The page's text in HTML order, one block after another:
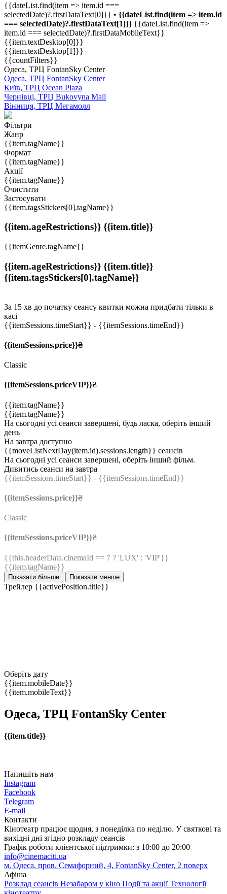
{{dateList.find(item => item.id ===
selectedDate)?.firstDataText[0]}} • {{dateList.find(item => item.id
=== selectedDate)?.firstDataText[1]}} {{dateList.find(item =>
item.id === selectedDate)?.firstDataMobileText}}
{{item.textDesktop[0]}}
{{item.textDesktop[1]}}
{{countFilters}}
Одеса, ТРЦ FontanSky Center
Одеса, ТРЦ FontanSky Center
Київ, ТРЦ Ocean Plaza
Чернівці, ТРЦ Bukovyna Mall
Вінниця, ТРЦ Мегамолл
Фільтри
Жанр
{{item.tagName}}
Формат
{{item.tagName}}
Акції
{{item.tagName}}
Очистити
Застосувати
{{item.tagsStickers[0].tagName}}
{{item.ageRestrictions}} {{item.title}}
{{itemGenre.tagName}}
{{item.ageRestrictions}} {{item.title}}
{{item.tagsStickers[0].tagName}}
За 15 хв до початку сеансу квитки можна придбати тільки в
касі
{{itemSessions.timeStart}} - {{itemSessions.timeEnd}}
{{itemSessions.price}}₴
Classic
{{itemSessions.priceVIP}}₴
{{item.tagName}}
{{item.tagName}}
На сьогодні усі сеанси завершені, будь ласка, оберіть інший
день
На завтра доступно
{{moveListNextDay(item.id).sessions.length}} сеансів
На сьогодні усі сеанси завершені, оберіть інший фільм.
Дивитись сеанси на завтра
{{itemSessions.timeStart}} - {{itemSessions.timeEnd}}
{{itemSessions.price}}₴
Classic
{{itemSessions.priceVIP}}₴
{{this.headerData.cinemaId == 7 ? 'LUX' : 'VIP'}}
{{item.tagName}}
Показати більше Показати менше
Трейлер {{activePosition.title}}
Оберіть дату
{{item.mobileDate}}
{{item.mobileText}}
Одеса, ТРЦ FontanSky Center
{{item.title}}
Напишіть нам
Instagram
Facebook
Telegram
E-mail
Контакти
Кінотеатр працює щодня, з понеділка по неділю. У святкові та
вихідні дні згідно розкладу сеансів
Графік роботи клієнтської підтримки: з 10:00 до 20:00
info@cinemaciti.ua
м. Одеса, пров. Семафорний, 4, FontanSky Center, 2 поверх
Афіша
Розклад сеансів Незабаром у кіно Події та акціїТехнології